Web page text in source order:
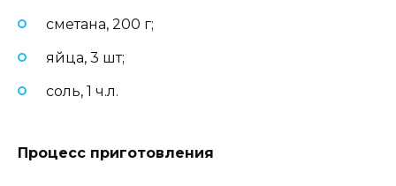
сметана, 200 г;
яйца, 3 шт;
соль, 1 ч.л.
Процесс приготовления